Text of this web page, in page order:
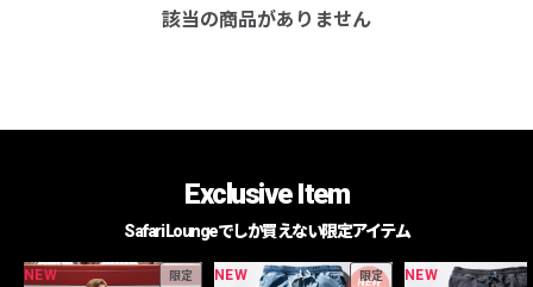
該当の商品がありません
Exclusive Item
Safari Loungeでしか買えない限定アイテム
NEW 限定 NEW 限定 NEW